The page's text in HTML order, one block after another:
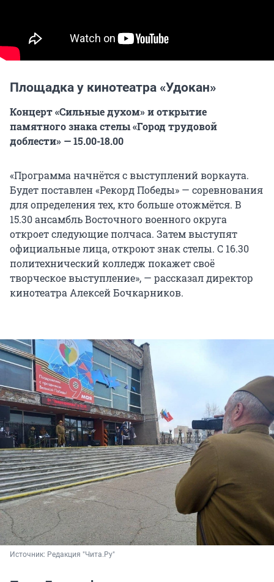
Площадка у кинотеатра «Удокан»
Концерт «Сильные духом» и открытие
памятного знака стелы «Город трудовой
доблести» — 15.00-18.00
«Программа начнётся с выступлений воркаута.
Будет поставлен «Рекорд Победы» — соревнования
для определения тех, кто больше отожмётся. В
15.30 ансамбль Восточного военного округа
откроет следующие полчаса. Затем выступят
официальные лица, откроют знак стелы. С 16.30
политехнический колледж покажет своё
творческое выступление», — рассказал директор
кинотеатра Алексей Бочкарников.
Источник: Редакция "Чита.Ру"